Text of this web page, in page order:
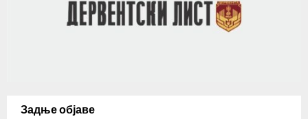
Задње објаве